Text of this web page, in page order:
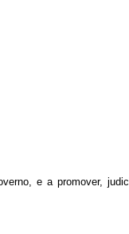
e a promover,